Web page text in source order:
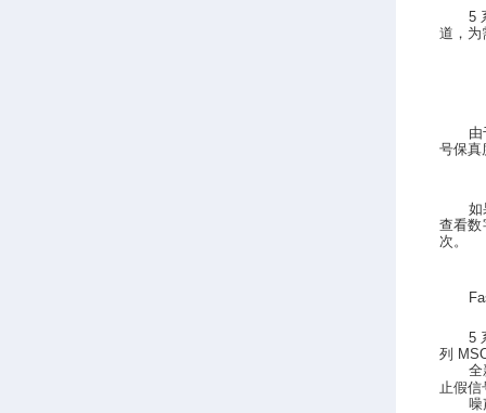
5
道，为
号保真
如
查看数
次。
5
列
全
止假信
噪